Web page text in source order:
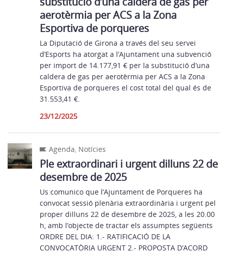
aerotèrmia per ACS a la Zona
Esportiva de porqueres
La Diputació de Girona a través del seu servei
d’Esports ha atorgat a l’Ajuntament una subvenció
per import de 14.177,91 € per la substitució d’una
caldera de gas per aerotèrmia per ACS a la Zona
Esportiva de porqueres el cost total del qual és de
31.553,41 €.
23/12/2025
Agenda, Notícies
Ple extraordinari i urgent dilluns 22 de
desembre de 2025
Us comunico que l’Ajuntament de Porqueres ha
convocat sessió plenària extraordinària i urgent pel
proper dilluns 22 de desembre de 2025, a les 20.00
h, amb l’objecte de tractar els assumptes següents
ORDRE DEL DIA: 1.- RATIFICACIÓ DE LA
CONVOCATÒRIA URGENT 2.- PROPOSTA D’ACORD